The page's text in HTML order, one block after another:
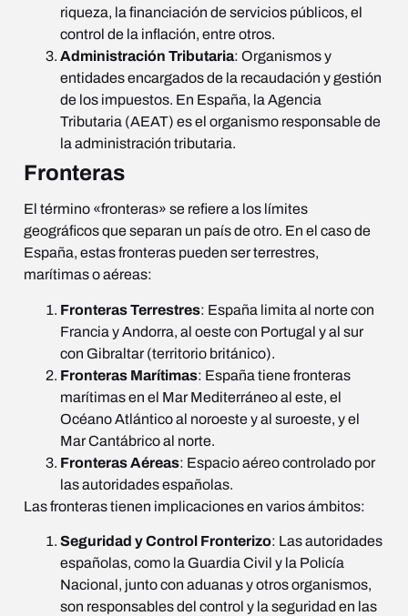
riqueza, la financiación de servicios públicos, el
control de la inflación, entre otros.
Administración Tributaria: Organismos y
entidades encargados de la recaudación y gestión
de los impuestos. En España, la Agencia
Tributaria (AEAT) es el organismo responsable de
la administración tributaria.
Fronteras
El término «fronteras» se refiere a los límites
geográficos que separan un país de otro. En el caso de
España, estas fronteras pueden ser terrestres,
marítimas o aéreas:
Fronteras Terrestres: España limita al norte con
Francia y Andorra, al oeste con Portugal y al sur
con Gibraltar (territorio británico).
Fronteras Marítimas: España tiene fronteras
marítimas en el Mar Mediterráneo al este, el
Océano Atlántico al noroeste y al suroeste, y el
Mar Cantábrico al norte.
Fronteras Aéreas: Espacio aéreo controlado por
las autoridades españolas.
Las fronteras tienen implicaciones en varios ámbitos:
Seguridad y Control Fronterizo: Las autoridades
españolas, como la Guardia Civil y la Policía
Nacional, junto con aduanas y otros organismos,
son responsables del control y la seguridad en las